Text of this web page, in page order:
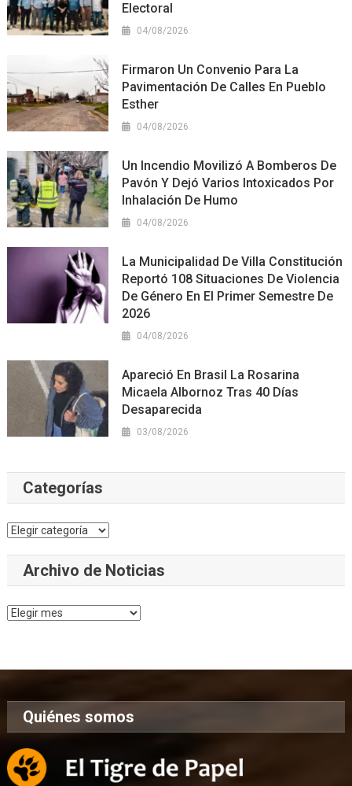
Electoral
04/08/2026
Firmaron Un Convenio Para La
Pavimentación De Calles En Pueblo
Esther
04/08/2026
Un Incendio Movilizó A Bomberos De
Pavón Y Dejó Varios Intoxicados Por
Inhalación De Humo
04/08/2026
La Municipalidad De Villa Constitución
Reportó 108 Situaciones De Violencia
De Género En El Primer Semestre De
2026
04/08/2026
Apareció En Brasil La Rosarina
Micaela Albornoz Tras 40 Días
Desaparecida
03/08/2026
Categorías
Categorías
Archivo de Noticias
Archivo
Quiénes somos